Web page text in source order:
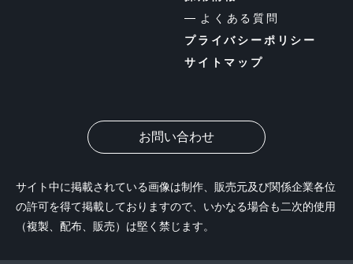
よくある質問
プライバシーポリシー
サイトマップ
お問い合わせ
サイト中に掲載されている画像は制作、販売元及び関係企業各位
の許可を得て掲載しておりますので、いかなる場合も二次的使用
（複製、配布、販売）は堅く禁じます。